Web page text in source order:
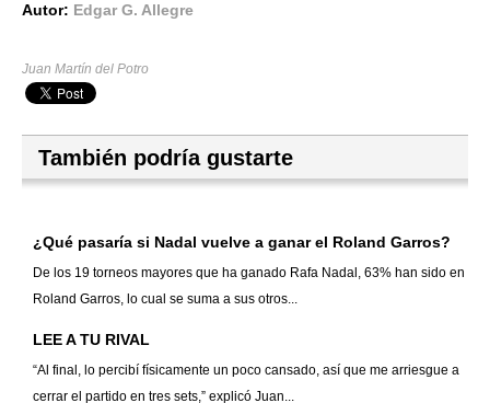
Autor: Edgar G. Allegre
Juan Martín del Potro
También podría gustarte
¿Qué pasaría si Nadal vuelve a ganar el Roland Garros?
De los 19 torneos mayores que ha ganado Rafa Nadal, 63% han sido en
Roland Garros, lo cual se suma a sus otros...
LEE A TU RIVAL
“Al final, lo percibí físicamente un poco cansado, así que me arriesgue a
cerrar el partido en tres sets,” explicó Juan...